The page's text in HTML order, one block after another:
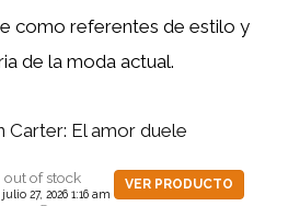
como referentes de estilo y
de la moda actual.
Carter: El amor duele
out of stock
27, 2026 1:16 am
VER PRODUCTO